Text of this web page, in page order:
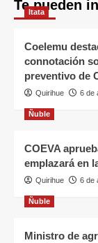
Te pueden
Itata
Coelemu
connotación
preventivo de
Quirihue 6 de
Ñuble
COEVA
emplazará en
Quirihue 6 de
Ñuble
Ministro de